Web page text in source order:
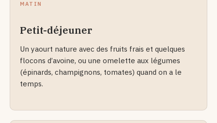
MATIN
Petit-déjeuner
Un yaourt nature avec des fruits frais et quelques
flocons d’avoine, ou une omelette aux légumes
(épinards, champignons, tomates) quand on a le
temps.